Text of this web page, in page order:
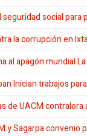
seguridad social para
la corrupción en
al apagón mundial
Inician trabajos
de UACM
y Sagarpa